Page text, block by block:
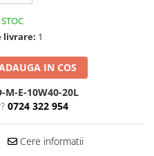
livrare: 1
IN COS
M-E-10W40-20L
0724 322 954
Cere informatii